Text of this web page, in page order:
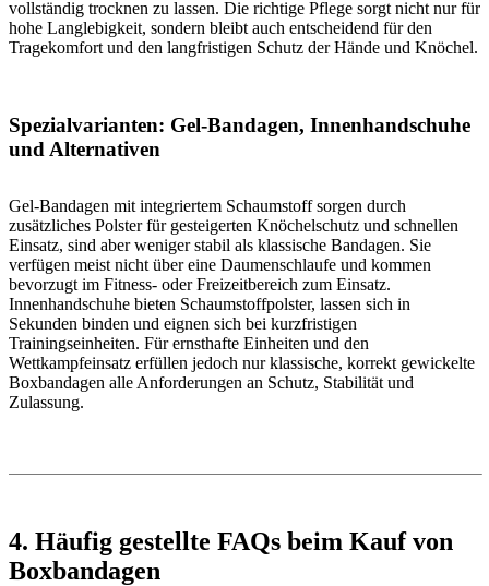
vollständig trocknen zu lassen. Die richtige Pflege sorgt nicht nur für
hohe Langlebigkeit, sondern bleibt auch entscheidend für den
Tragekomfort und den langfristigen Schutz der Hände und Knöchel.
Spezialvarianten: Gel-Bandagen, Innenhandschuhe
und Alternativen
Gel-Bandagen mit integriertem Schaumstoff sorgen durch
zusätzliches Polster für gesteigerten Knöchelschutz und schnellen
Einsatz, sind aber weniger stabil als klassische Bandagen. Sie
verfügen meist nicht über eine Daumenschlaufe und kommen
bevorzugt im Fitness- oder Freizeitbereich zum Einsatz.
Innenhandschuhe bieten Schaumstoffpolster, lassen sich in
Sekunden binden und eignen sich bei kurzfristigen
Trainingseinheiten. Für ernsthafte Einheiten und den
Wettkampfeinsatz erfüllen jedoch nur klassische, korrekt gewickelte
Boxbandagen alle Anforderungen an Schutz, Stabilität und
Zulassung.
4. Häufig gestellte FAQs beim Kauf von
Boxbandagen